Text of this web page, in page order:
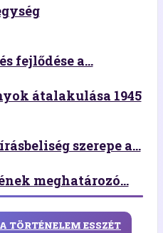
fejlődése a...
átalakulása 1945
szerepe a...
meghatározó...
TÖRTÉNELEM ESSZÉT